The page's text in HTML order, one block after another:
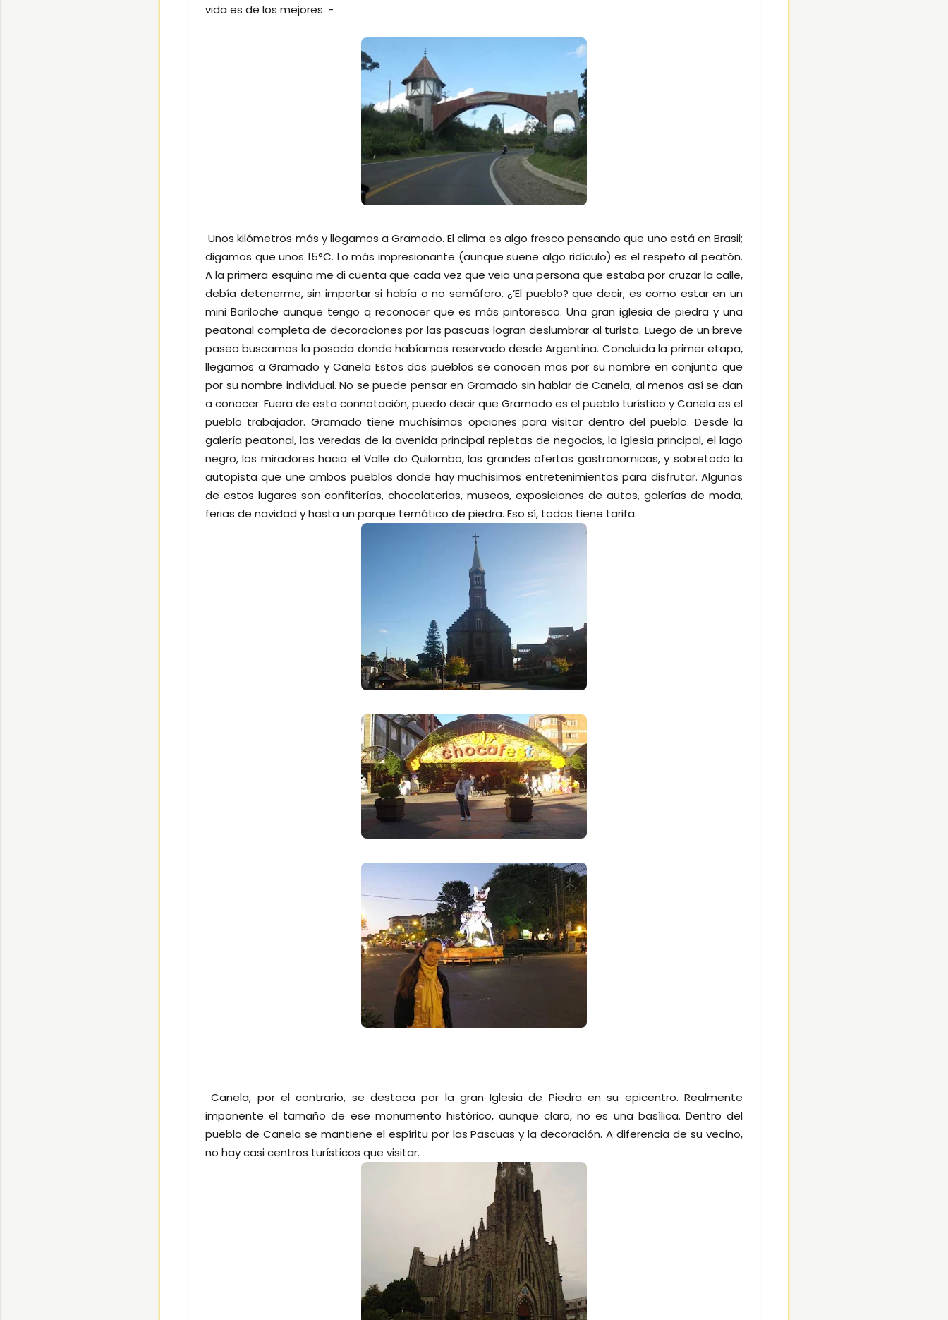
vida es de los mejores. -
Unos kilómetros más y llegamos a Gramado. El clima es algo fresco pensando que uno está en Brasil;
digamos que unos 15°C. Lo más impresionante (aunque suene algo ridículo) es el respeto al peatón.
A la primera esquina me di cuenta que cada vez que veia una persona que estaba por cruzar la calle,
debía detenerme, sin importar si había o no semáforo. ¿’El pueblo? que decir, es como estar en un
mini Bariloche aunque tengo q reconocer que es más pintoresco. Una gran iglesia de piedra y una
peatonal completa de decoraciones por las pascuas logran deslumbrar al turista. Luego de un breve
paseo buscamos la posada donde habíamos reservado desde Argentina. Concluida la primer etapa,
llegamos a Gramado y Canela Estos dos pueblos se conocen mas por su nombre en conjunto que
por su nombre individual. No se puede pensar en Gramado sin hablar de Canela, al menos así se dan
a conocer. Fuera de esta connotación, puedo decir que Gramado es el pueblo turístico y Canela es el
pueblo trabajador. Gramado tiene muchísimas opciones para visitar dentro del pueblo. Desde la
galería peatonal, las veredas de la avenida principal repletas de negocios, la iglesia principal, el lago
negro, los miradores hacia el Valle do Quilombo, las grandes ofertas gastronomicas, y sobretodo la
autopista que une ambos pueblos donde hay muchísimos entretenimientos para disfrutar. Algunos
de estos lugares son confiterías, chocolaterias, museos, exposiciones de autos, galerías de moda,
ferias de navidad y hasta un parque temático de piedra. Eso sí, todos tiene tarifa.
Canela, por el contrario, se destaca por la gran Iglesia de Piedra en su epicentro. Realmente
imponente el tamaño de ese monumento histórico, aunque claro, no es una basílica. Dentro del
pueblo de Canela se mantiene el espíritu por las Pascuas y la decoración. A diferencia de su vecino,
no hay casi centros turísticos que visitar.